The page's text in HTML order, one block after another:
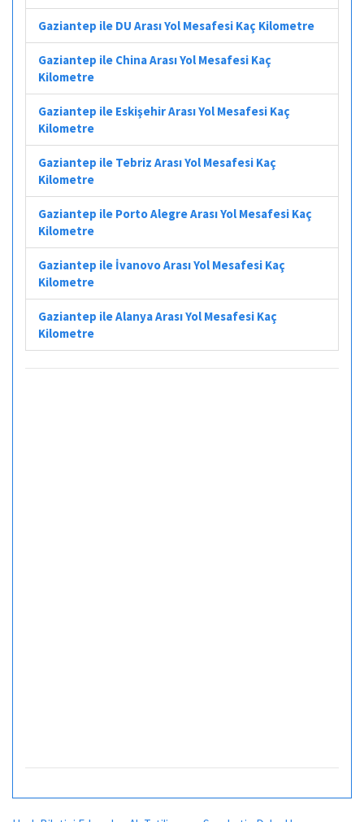
Gaziantep ile DU Arası Yol Mesafesi Kaç Kilometre
Gaziantep ile China Arası Yol Mesafesi Kaç
Kilometre
Gaziantep ile Eskişehir Arası Yol Mesafesi Kaç
Kilometre
Gaziantep ile Tebriz Arası Yol Mesafesi Kaç
Kilometre
Gaziantep ile Porto Alegre Arası Yol Mesafesi Kaç
Kilometre
Gaziantep ile İvanovo Arası Yol Mesafesi Kaç
Kilometre
Gaziantep ile Alanya Arası Yol Mesafesi Kaç
Kilometre